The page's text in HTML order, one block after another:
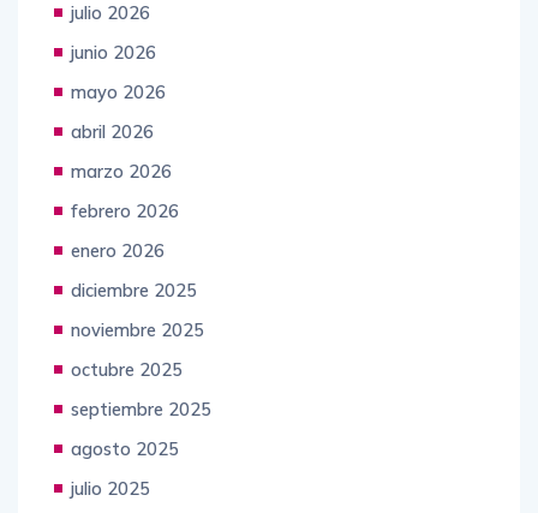
julio 2026
junio 2026
mayo 2026
abril 2026
marzo 2026
febrero 2026
enero 2026
diciembre 2025
noviembre 2025
octubre 2025
septiembre 2025
agosto 2025
julio 2025